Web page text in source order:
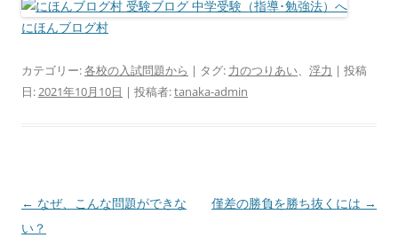
にほんブログ村
カテゴリー:各校の入試問題から | タグ: 力のつりあい、 浮力 | 投稿
日:2021年10月10日 | 投稿者:tanaka-admin
投
稿
← なぜ、こんな問題ができな
い？
僅差の勝負を勝ち抜くには →